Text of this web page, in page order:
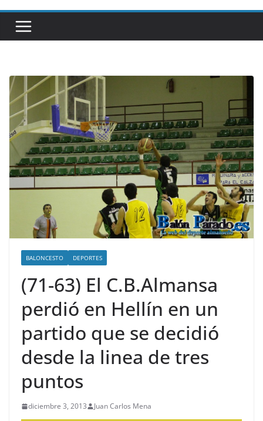
BALONCESTO DEPORTES
(71-63) El C.B.Almansa
perdió en Hellín en un
partido que se decidió
desde la linea de tres
puntos
diciembre 3, 2013 Juan Carlos Mena